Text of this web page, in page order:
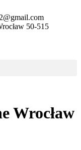
50-515
Wrocław